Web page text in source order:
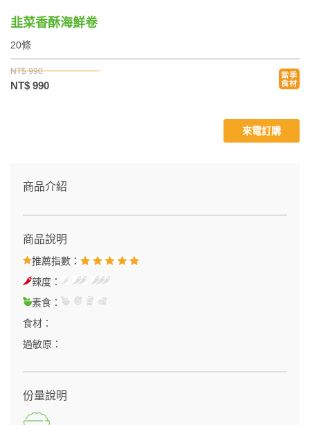
韭菜香酥海鮮卷
20條
NT$ 990
NT$ 990
商品介紹
商品說明
推薦指數：
辣度：
素食：
食材：
過敏原：
份量說明
來電訂購